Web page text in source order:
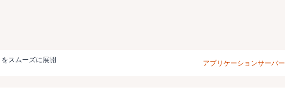
スムーズに展開 アプリケーションサーバー